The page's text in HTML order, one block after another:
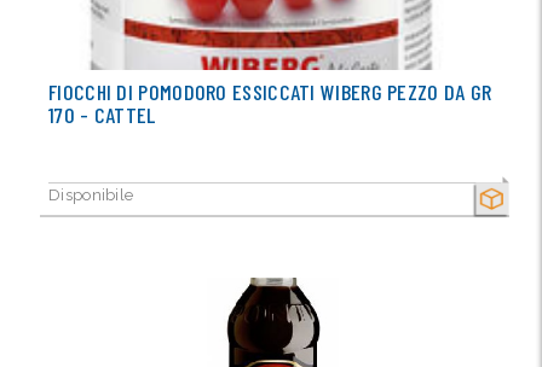
SECCO
FIOCCHI DI POMODORO ESSICCATI WIBERG PEZZO DA GR
170 - CATTEL
Disponibile